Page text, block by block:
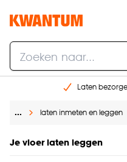
Laten
Gratis raam
… laten inmeten en leggen
Je vloer laten leggen